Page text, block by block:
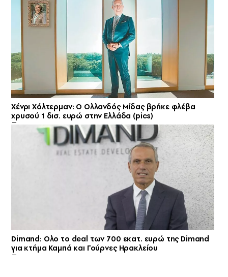
Χένρι Χόλτερμαν: Ο Ολλανδός Μίδας βρήκε φλέβα
χρυσού 1 δισ. ευρώ στην Ελλάδα (pics)
Dimand: Ολο το deal των 700 εκατ. ευρώ της Dimand
για κτήμα Καμπά και Γούρνες Ηρακλείου